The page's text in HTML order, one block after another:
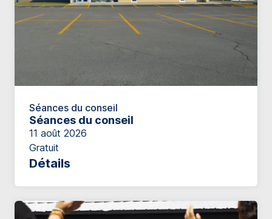
Séances du conseil
Séances du conseil
11 août 2026
Gratuit
Détails